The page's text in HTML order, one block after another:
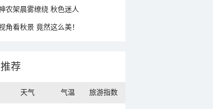
农架晨雾缭绕 秋色迷人
角看秋景 竟然这么美！
荐
天气 气温 旅游指数